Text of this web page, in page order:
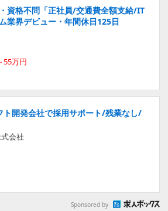
資格不問「正社員/交通費全額支給/IT
業界デビュー・年間休日125日
55万円
ト開発会社で採用サポート/残業なし/
会社
Sponsored by